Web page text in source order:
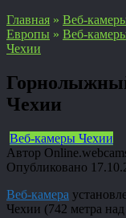
Главная » Веб-
Европы » Веб-
Чехии
Чехии
Веб-камеры Чехии
Автор
Опубликовано
Веб-камера
Чехии (742 метра